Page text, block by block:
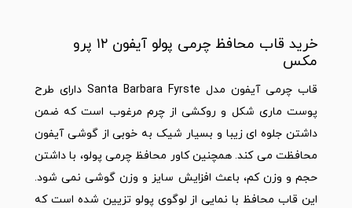
خرید قاب محافظ چرمی پولو آیفون ۱۲ پرو
مکس
قاب چرمی آیفون مدل Santa Barbara Fyrste دارای طرح
پوست ماری شکل و روکشی از چرم مرغوب است که ضمن
داشتن جلوه ای زیبا و بسیار شیک به خوبی از گوشی آیفون
محافظت می کند. همچنین کاور محافظ چرمی پولو، با داشتن
حجم و وزن کم، باعث افزایش سایز و وزن گوشی نمی شود.
این قاب محافظ با نمایی از لوگوی پولو تزیین شده است که